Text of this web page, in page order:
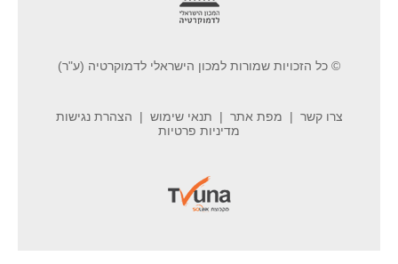
© כל הזכויות שמורות למכון הישראלי לדמוקרטיה (ע"ר)
צרו קשר מפת אתר תנאי שימוש
הצהרת נגישות
מדיניות פרטיות